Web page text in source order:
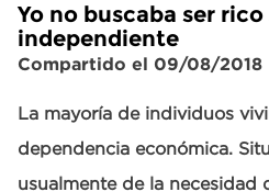
Yo no buscaba ser
independiente
Compartido el 09/08/2018
La mayoría de individuos
dependencia económica.
usualmente de la necesidad